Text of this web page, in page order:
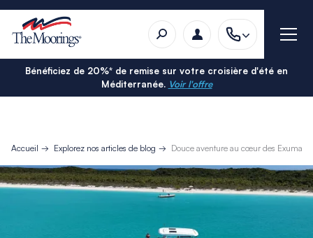
Bénéficiez de 20%* de remise sur votre croisière d'été en
Méditerranée. Voir l'offre
Accueil Explorez nos articles de blog Douce aventure au cœur des Exumas